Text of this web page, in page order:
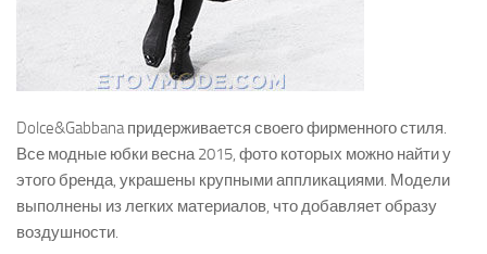
Dolce&Gabbana придерживается своего фирменного стиля.
Все модные юбки весна 2015, фото которых можно найти у
этого бренда, украшены крупными аппликациями. Модели
выполнены из легких материалов, что добавляет образу
воздушности.